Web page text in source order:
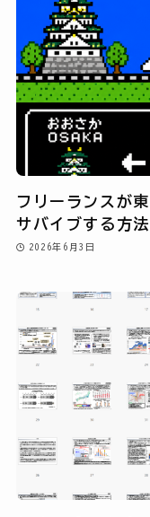
フリーランスが
サバイブする方
2026年6月3日